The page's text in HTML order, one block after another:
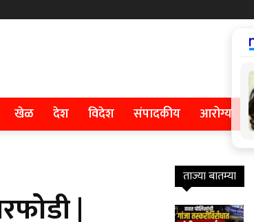
खेळ देश विदेश संपादकीय आरोग्य
|
ताज्या बातम्या